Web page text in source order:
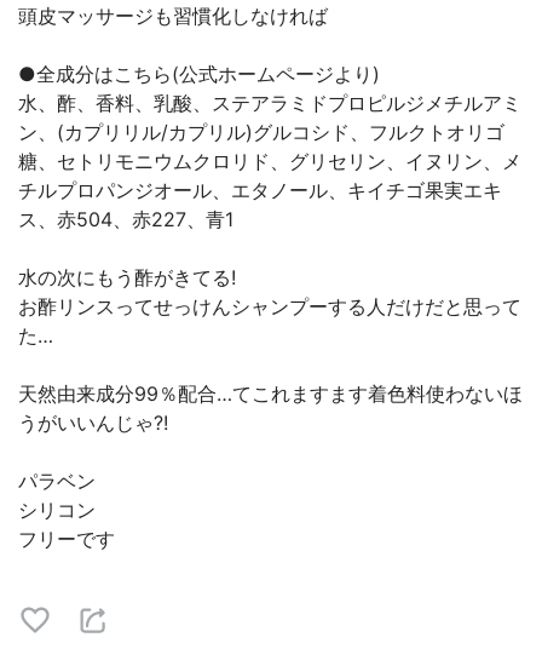
頭皮マッサージも習慣化しなければ
●全成分はこちら(公式ホームページより)
水、酢、香料、乳酸、ステアラミドプロピルジメチルアミ
ン、(カプリリル/カプリル)グルコシド、フルクトオリゴ
糖、セトリモニウムクロリド、グリセリン、イヌリン、メ
チルプロパンジオール、エタノール、キイチゴ果実エキ
ス、赤504、赤227、青1
水の次にもう酢がきてる!
お酢リンスってせっけんシャンプーする人だけだと思って
た…
天然由来成分99％配合…てこれますます着色料使わないほ
うがいいんじゃ?!
パラベン
シリコン
フリーです